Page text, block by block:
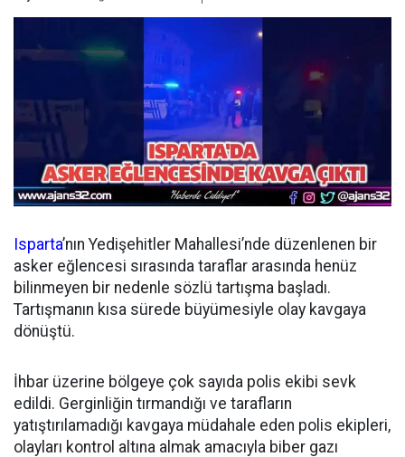
Isparta’nın Yedişehitler Mahallesi’nde düzenlenen bir
asker eğlencesi sırasında taraflar arasında henüz
bilinmeyen bir nedenle sözlü tartışma başladı.
Tartışmanın kısa sürede büyümesiyle olay kavgaya
dönüştü.
İhbar üzerine bölgeye çok sayıda polis ekibi sevk
edildi. Gerginliğin tırmandığı ve tarafların
yatıştırılamadığı kavgaya müdahale eden polis ekipleri,
olayları kontrol altına almak amacıyla biber gazı